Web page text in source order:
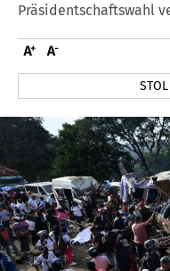
Präsidentschaftswahl